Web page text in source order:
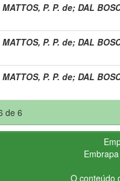
MATTOS, P. P. de; DAL
MATTOS, P. P. de; DAL
MATTOS, P. P. de; DAL
de 6
Embrapa
O conteúdo